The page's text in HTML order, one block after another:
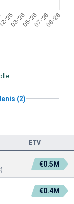
(2)
ETV
€0.5M
€0.4M